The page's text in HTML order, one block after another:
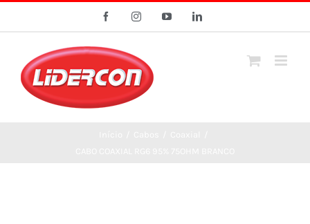
conteúdo
FacebookInstagramYouTubeLinkedIn